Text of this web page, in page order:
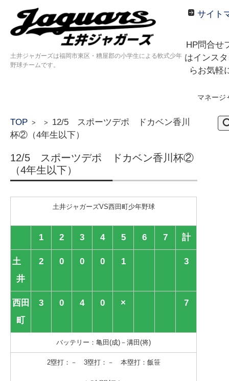
土井ジャガーズは福岡市東区・糟屋郡の小学生による軟式少年
野球チームです。
サイト
HP問合せ
はインス
らお気軽
マネー
TOP > > 12/5 スポーツデポ ドカベン香川
杯②（4年生以下）
12/5 スポーツデポ ドカベン香川杯②
（4年生以下）
土井ジャガーズVS西田町少年野球
1 2 3 4 5 6 7 計
土
井
2 0 0 0 1 3
西田
町
3 0 4 0 × 7
バッテリー：亀田(成)－溝田(将)
2塁打：－ 3塁打：－ 本塁打：飯笹
検
索: